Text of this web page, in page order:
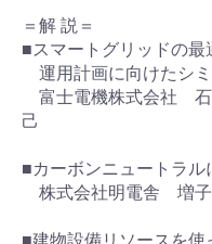
＝解 説＝
■スマートグリッドの最
運用計画に向けたシ
富士電機株式会社
己
■カーボンニュートラ
株式会社明電舎 増